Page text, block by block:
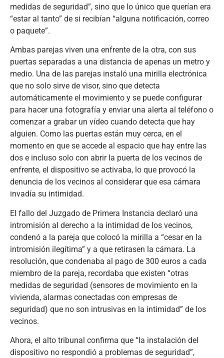
medidas de seguridad”, sino que lo único que querían era
“estar al tanto” de si recibían “alguna notificación, correo
o paquete”.
Ambas parejas viven una enfrente de la otra, con sus
puertas separadas a una distancia de apenas un metro y
medio. Una de las parejas instaló una mirilla electrónica
que no solo sirve de visor, sino que detecta
automáticamente el movimiento y se puede configurar
para hacer una fotografía y enviar una alerta al teléfono o
comenzar a grabar un vídeo cuando detecta que hay
alguien. Como las puertas están muy cerca, en el
momento en que se accede al espacio que hay entre las
dos e incluso solo con abrir la puerta de los vecinos de
enfrente, el dispositivo se activaba, lo que provocó la
denuncia de los vecinos al considerar que esa cámara
invadía su intimidad.
El fallo del Juzgado de Primera Instancia declaró una
intromisión al derecho a la intimidad de los vecinos,
condenó a la pareja que colocó la mirilla a “cesar en la
intromisión ilegítima” y a que retirasen la cámara. La
resolución, que condenaba al pago de 300 euros a cada
miembro de la pareja, recordaba que existen “otras
medidas de seguridad (sensores de movimiento en la
vivienda, alarmas conectadas con empresas de
seguridad) que no son intrusivas en la intimidad” de los
vecinos.
Ahora, el alto tribunal confirma que “la instalación del
dispositivo no respondió a problemas de seguridad”,